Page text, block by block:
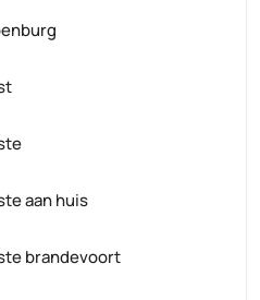
aan huis
brandevoort